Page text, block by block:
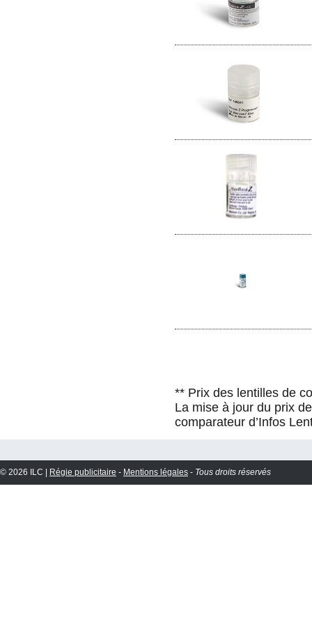
** Prix des lentilles de
La mise à jour du prix
comparateur d’Infos
© 2026 ILC | Régie publicitaire - Mentions légales - Tous droits réservés